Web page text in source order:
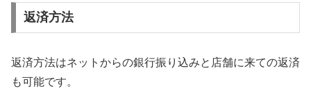
返済方法
返済方法はネットからの銀行振り込みと店舗に来ての返済
も可能です。